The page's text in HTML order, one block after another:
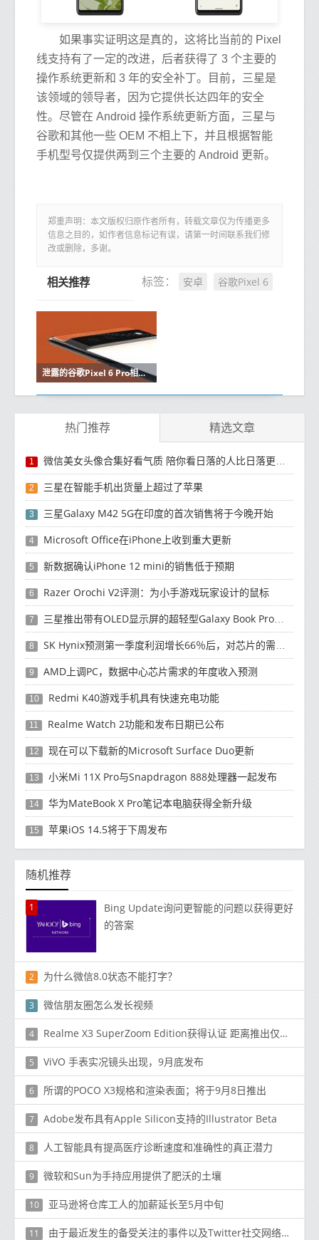
如果事实证明这是真的，这将比当前的 Pixel
线支持有了一定的改进，后者获得了 3 个主要的
操作系统更新和 3 年的安全补丁。目前，三星是
该领域的领导者，因为它提供长达四年的安全
性。尽管在 Android 操作系统更新方面，三星与
谷歌和其他一些 OEM 不相上下，并且根据智能
手机型号仅提供两到三个主要的 Android 更新。
郑重声明：本文版权归原作者所有，转载文章仅为传播更多
信息之目的，如作者信息标记有误，请第一时间联系我们修
改或删除，多谢。
标签： 安卓 谷歌Pixel 6
相关推荐
泄露的谷歌Pixel 6 Pro相机功能
热门推荐 精选文章
1 微信美女头像合集好看气质 陪你看日落的人比日落更浪漫
2 三星在智能手机出货量上超过了苹果
3 三星Galaxy M42 5G在印度的首次销售将于今晚开始
4 Microsoft Office在iPhone上收到重大更新
5 新数据确认iPhone 12 mini的销售低于预期
6 Razer Orochi V2评测：为小手游戏玩家设计的鼠标
7 三星推出带有OLED显示屏的超轻型Galaxy Book Pro和Galaxy Book Pro 360笔记本电脑
8 SK Hynix预测第一季度利润增长66％后，对芯片的需求将增强
9 AMD上调PC，数据中心芯片需求的年度收入预测
10 Redmi K40游戏手机具有快速充电功能
11 Realme Watch 2功能和发布日期已公布
12 现在可以下载新的Microsoft Surface Duo更新
13 小米Mi 11X Pro与Snapdragon 888处理器一起发布
14 华为MateBook X Pro笔记本电脑获得全新升级
15 苹果iOS 14.5将于下周发布
随机推荐
1
Bing Update询问更智能的问题以获得更好
的答案
2 为什么微信8.0状态不能打字？
3 微信朋友圈怎么发长视频
4 Realme X3 SuperZoom Edition获得认证 距离推出仅几英寸
5 ViVO 手表实况镜头出现，9月底发布
6 所谓的POCO X3规格和渲染表面；将于9月8日推出
7 Adobe发布具有Apple Silicon支持的Illustrator Beta
8 人工智能具有提高医疗诊断速度和准确性的真正潜力
9 微软和Sun为手持应用提供了肥沃的土壤
10 亚马逊将仓库工人的加薪延长至5月中旬
11 由于最近发生的备受关注的事件以及Twitter社交网络的广泛影响